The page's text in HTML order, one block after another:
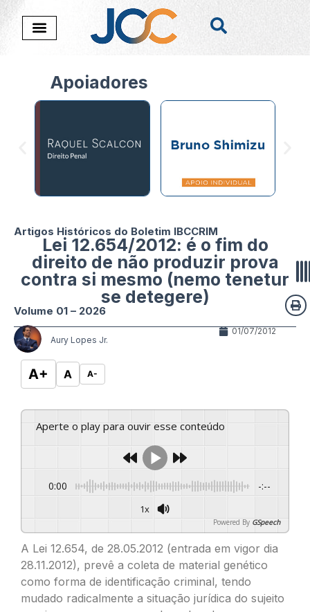
Apoiadores
Artigos Históricos do Boletim IBCCRIM
Lei 12.654/2012: é o fim do
direito de não produzir prova
contra si mesmo (nemo tenetur
se detegere)
Volume 01 – 2026
Aury Lopes Jr.
01/07/2012
A+ A A-
Aperte o play para ouvir esse conteúdo
0:00 -:--
1x
Powered By GSpeech
A Lei 12.654, de 28.05.2012 (entrada em vigor dia
28.11.2012), prevê a coleta de material genético
como forma de identificação criminal, tendo
mudado radicalmente a situação jurídica do sujeito